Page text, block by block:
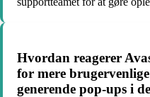
Hvordan reagerer
for mere
generende pop-ups i